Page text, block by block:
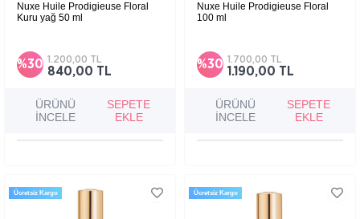
Nuxe Huile Prodigieuse Floral
Kuru yağ 50 ml
%30
840,00 TL
1.200,00 TL
ÜRÜNÜ
İNCELE
SEPETE
EKLE
Nuxe Huile Prodigieuse Floral
100 ml
%30
1.190,00 TL
1.700,00 TL
ÜRÜNÜ
İNCELE
SEPETE
EKLE
Ücretsiz Kargo Ücretsiz Kargo